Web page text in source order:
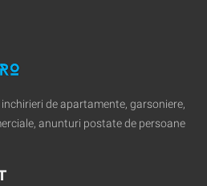
de apartamente, garsoniere,
anunturi postate de persoane